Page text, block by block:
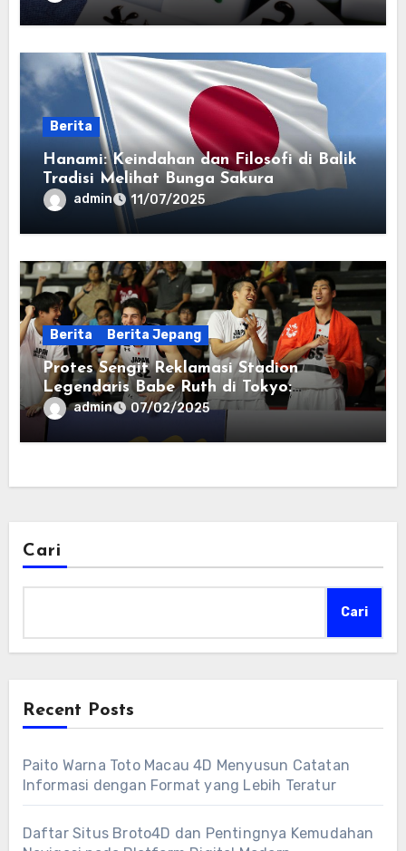
Berita
Hanami: Keindahan dan Filosofi di Balik
Tradisi Melihat Bunga Sakura
admin 11/07/2025
Berita Berita Jepang
Protes Sengit Reklamasi Stadion
Legendaris Babe Ruth di Tokyo:
Kontroversi yang Menggema
admin 07/02/2025
Cari
Cari
Recent Posts
Paito Warna Toto Macau 4D Menyusun Catatan
Informasi dengan Format yang Lebih Teratur
Daftar Situs Broto4D dan Pentingnya Kemudahan